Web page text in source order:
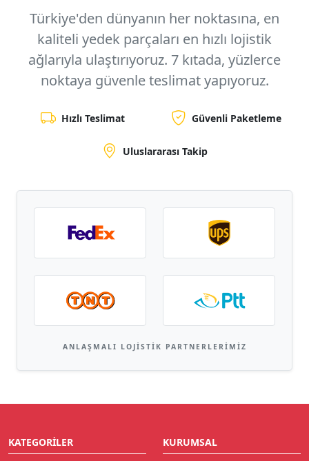
Türkiye'den dünyanın her noktasına, en
kaliteli yedek parçaları en hızlı lojistik
ağlarıyla ulaştırıyoruz. 7 kıtada, yüzlerce
noktaya güvenle teslimat yapıyoruz.
Hızlı Teslimat Güvenli Paketleme
Uluslararası Takip
ANLAŞMALI LOJISTIK PARTNERLERIMIZ
KATEGORILER KURUMSAL